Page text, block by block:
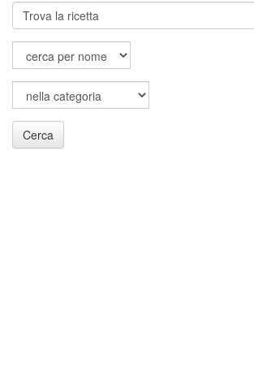
Cerca
Cerca